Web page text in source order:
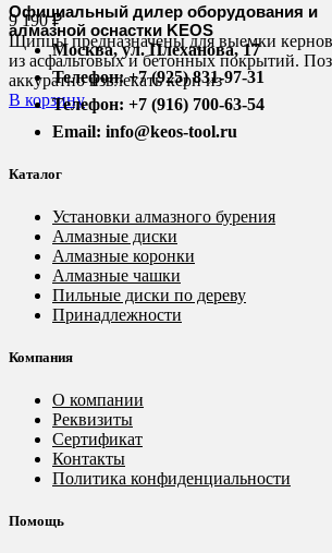
9 190₽
Щипцы предназначены для выемки
из асфальтовых и бетонных покрытий.
аккуратно извлекать керн из
В корзину
Официальный дилер оборудования и
алмазной оснастки KEOS
Москва, ул. Плеханова, 17
Телефон: +7 (925) 831-97-31
Телефон: +7 (916) 700-63-54
Email: info@keos-tool.ru
Каталог
Установки алмазного бурения
Алмазные диски
Алмазные коронки
Алмазные чашки
Пильные диски по дереву
Принадлежности
Компания
О компании
Реквизиты
Сертификат
Контакты
Политика конфиденциальности
Помощь